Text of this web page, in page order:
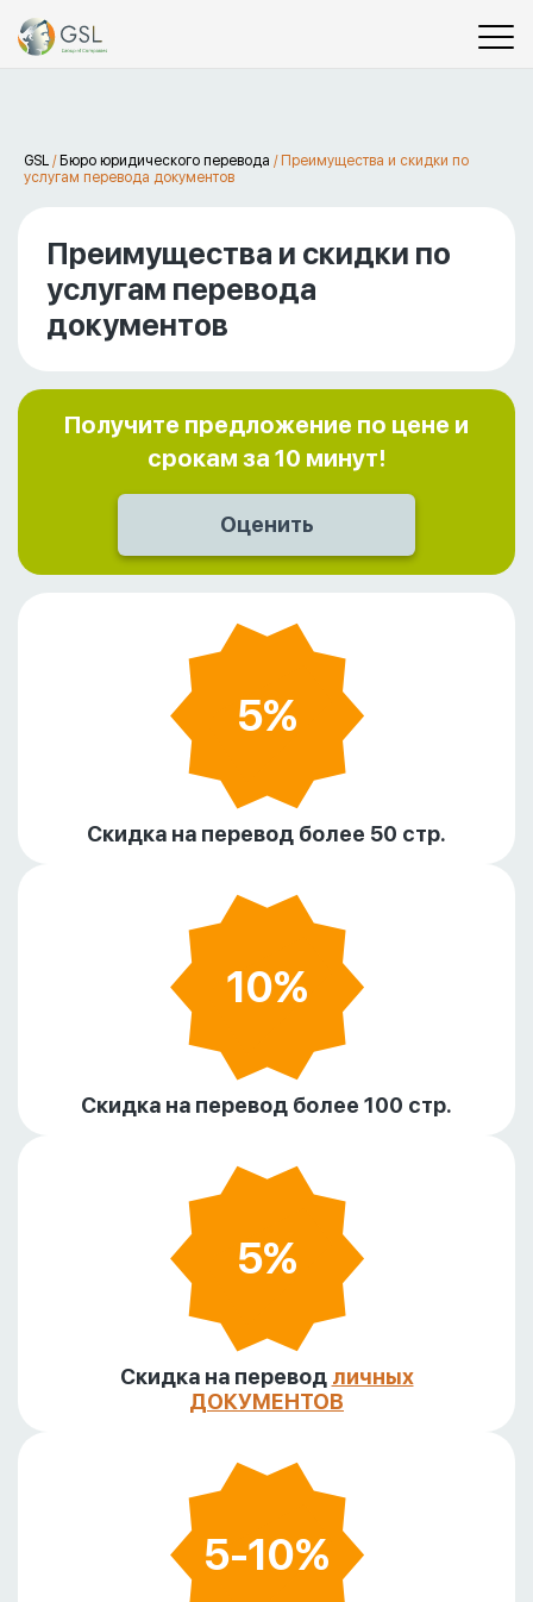
GSL / Бюро юридического перевода / Преимущества и скидки по
услугам перевода документов
Преимущества и скидки по
услугам перевода
документов
Получите предложение по цене и
срокам за 10 минут!
5%
Скидка на перевод более 50 стр.
10%
Скидка на перевод более 100 стр.
5%
Скидка на перевод личных
ДОКУМЕНТОВ
5-10%